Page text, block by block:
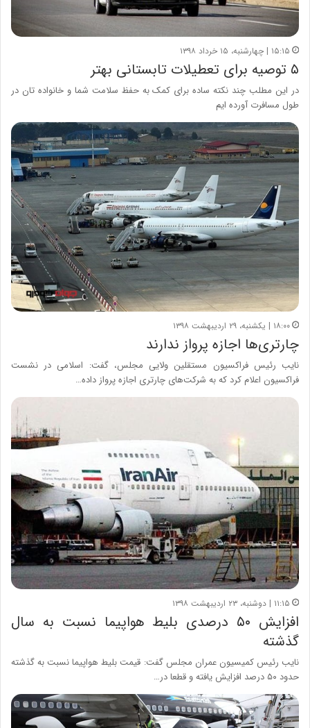
۱۵:۱۵ | چهارشنبه، ۱۵ خرداد ۱۳۹۸
۵ توصیه برای تعطیلات تابستانی بهتر
در این مطلب چند نکته ساده برای کمک به حفظ سلامت شما و خانواده تان در
طول مسافرت آورده ایم
۱۸:۰۰ | یکشنبه، ۲۹ اردیبهشت ۱۳۹۸
چارتری‌ها اجازه پرواز ندارند
نایب رئیس فراکسیون مستقلین ولایی مجلس، گفت: اسلامی در نشست
فراکسیون اعلام کرد که به شرکت‌های چارتری اجازه پرواز داده…
۱۱:۱۵ | دوشنبه، ۲۳ اردیبهشت ۱۳۹۸
افزایش ۵۰ درصدی بلیط هواپیما نسبت به سال
گذشته
نایب رئیس کمیسیون عمران مجلس گفت: قیمت بلیط هواپیما نسبت به گذشته
حدود ۵۰ درصد افزایش یافته و قطعا در…